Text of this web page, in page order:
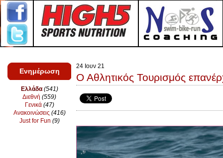
Ενημέρωση
Ελλάδα (541)
Διεθνή (559)
Γενικά (47)
Ανακοινώσεις (416)
Just for Fun (9)
24 Ιουν 21
Ο Αθλητικός Τουρισμός